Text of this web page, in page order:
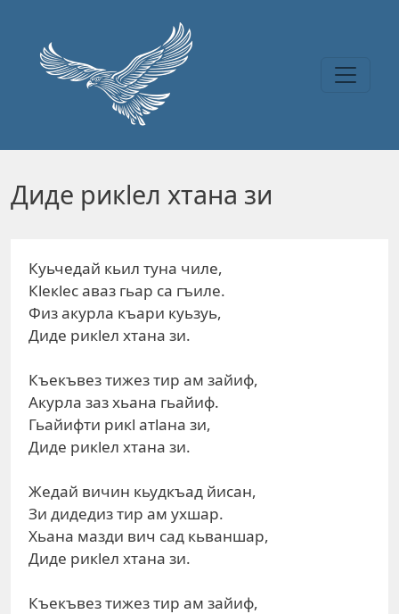
Диде рикlел хтана зи
Куьчедай кьил туна чиле,
Кlекlес аваз гьар са гъиле.
Физ акурла къари куьзуь,
Диде рикlел хтана зи.
Къекъвез тижез тир ам зайиф,
Акурла заз хьана гьайиф.
Гьайифти рикl атlана зи,
Диде рикlел хтана зи.
Жедай вичин кьудкъад йисан,
Зи дидедиз тир ам ухшар.
Хьана мазди вич сад кьваншар,
Диде рикlел хтана зи.
Къекъвез тижез тир ам зайиф,